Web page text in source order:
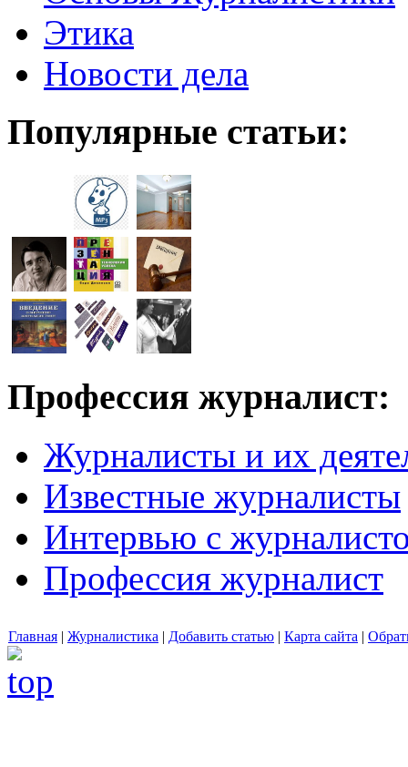
Этика
Новости дела
Популярные статьи:
Профессия журналист:
Журналисты и их
Известные журналисты
Интервью с
Профессия журналист
Главная | Журналистика | Добавить статью | Карта сайта |